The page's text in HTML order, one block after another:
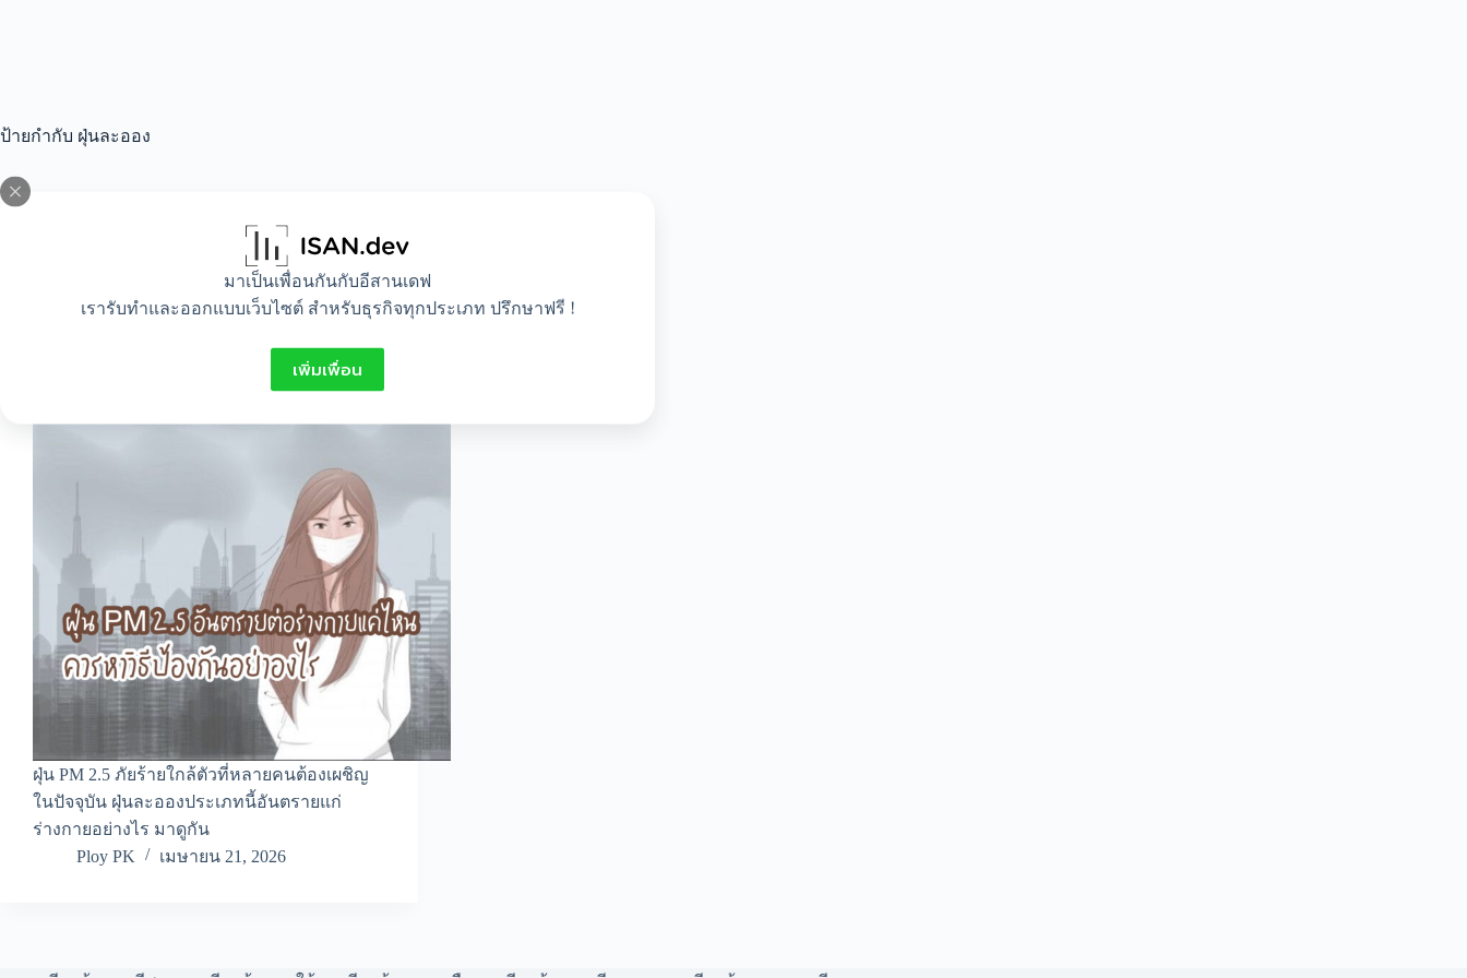
มาเป็นเพื่อนกันกับอีสานเดฟ
เรารับทำและออกแบบเว็บไซต์ สำหรับธุรกิจทุกประเภท ปรึกษาฟรี !
เพิ่มเพื่อน
ป้ายกำกับ ฝุ่นละออง
ฝุ่น PM 2.5 อันตรายต่อร่างกายแค่ไหน ควรหา
วิธีป้องกันอย่างไร
ฝุ่น PM 2.5 ภัยร้ายใกล้ตัวที่หลายคนต้องเผชิญ
ในปัจจุบัน ฝุ่นละอองประเภทนี้อันตรายแก่
ร่างกายอย่างไร มาดูกัน
Ploy PK
เมษายน 21, 2026